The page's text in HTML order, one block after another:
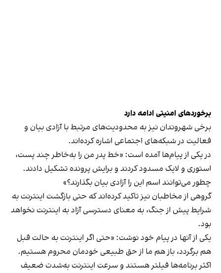
برخوردهای امنیتی ادامه دارد
برخی شهروندان نیز به محدودیت‌های مرتبط با آزادی بیان و
فعالیت در شبکه‌های اجتماعی اشاره کرده‌اند.
در یکی از پیام‌ها آمده است: «خط پدر من را به‌خاطر چند پست،
استوری و لایک مسدود کردند و برایش پرونده تشکیل دادند.
چطور می‌توانند اسم این را آزادی بیان بگذارند؟»
گروهی از مخاطبان نیز تاکید کرده‌اند که حتی بازگشت اینترنت به
شرایط پیش از جنگ، به معنای دسترسی آزاد به اینترنت نخواهد
بود.
یکی از آنها در پیام خود نوشت: «حتی اگر اینترنت به حالت قبل
هم برگردد، باز هم ما از حق طبیعی خودمان محروم هستیم.
اکثر برنامه‌ها فیلتر هستند و سرعت اینترنت به‌شدت ضعیف